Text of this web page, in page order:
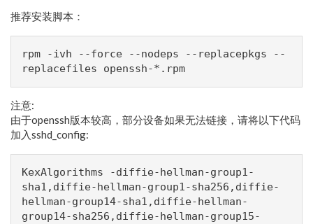
推荐安装脚本：
rpm -ivh --force --nodeps --replacepkgs --
replacefiles openssh-*.rpm
注意:
由于openssh版本较高，部分设备如果无法链接，请将以下代码
加入sshd_config:
KexAlgorithms -diffie-hellman-group1-
sha1,diffie-hellman-group1-sha256,diffie-
hellman-group14-sha1,diffie-hellman-
group14-sha256,diffie-hellman-group15-